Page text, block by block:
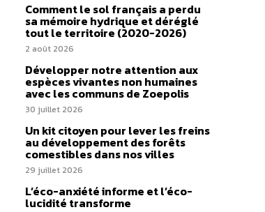
Comment le sol français a perdu
sa mémoire hydrique et déréglé
tout le territoire (2020-2026)
2 août 2026
Développer notre attention aux
espèces vivantes non humaines
avec les communs de Zoepolis
30 juillet 2026
Un kit citoyen pour lever les freins
au développement des forêts
comestibles dans nos villes
29 juillet 2026
L’éco-anxiété informe et l’éco-
lucidité transforme